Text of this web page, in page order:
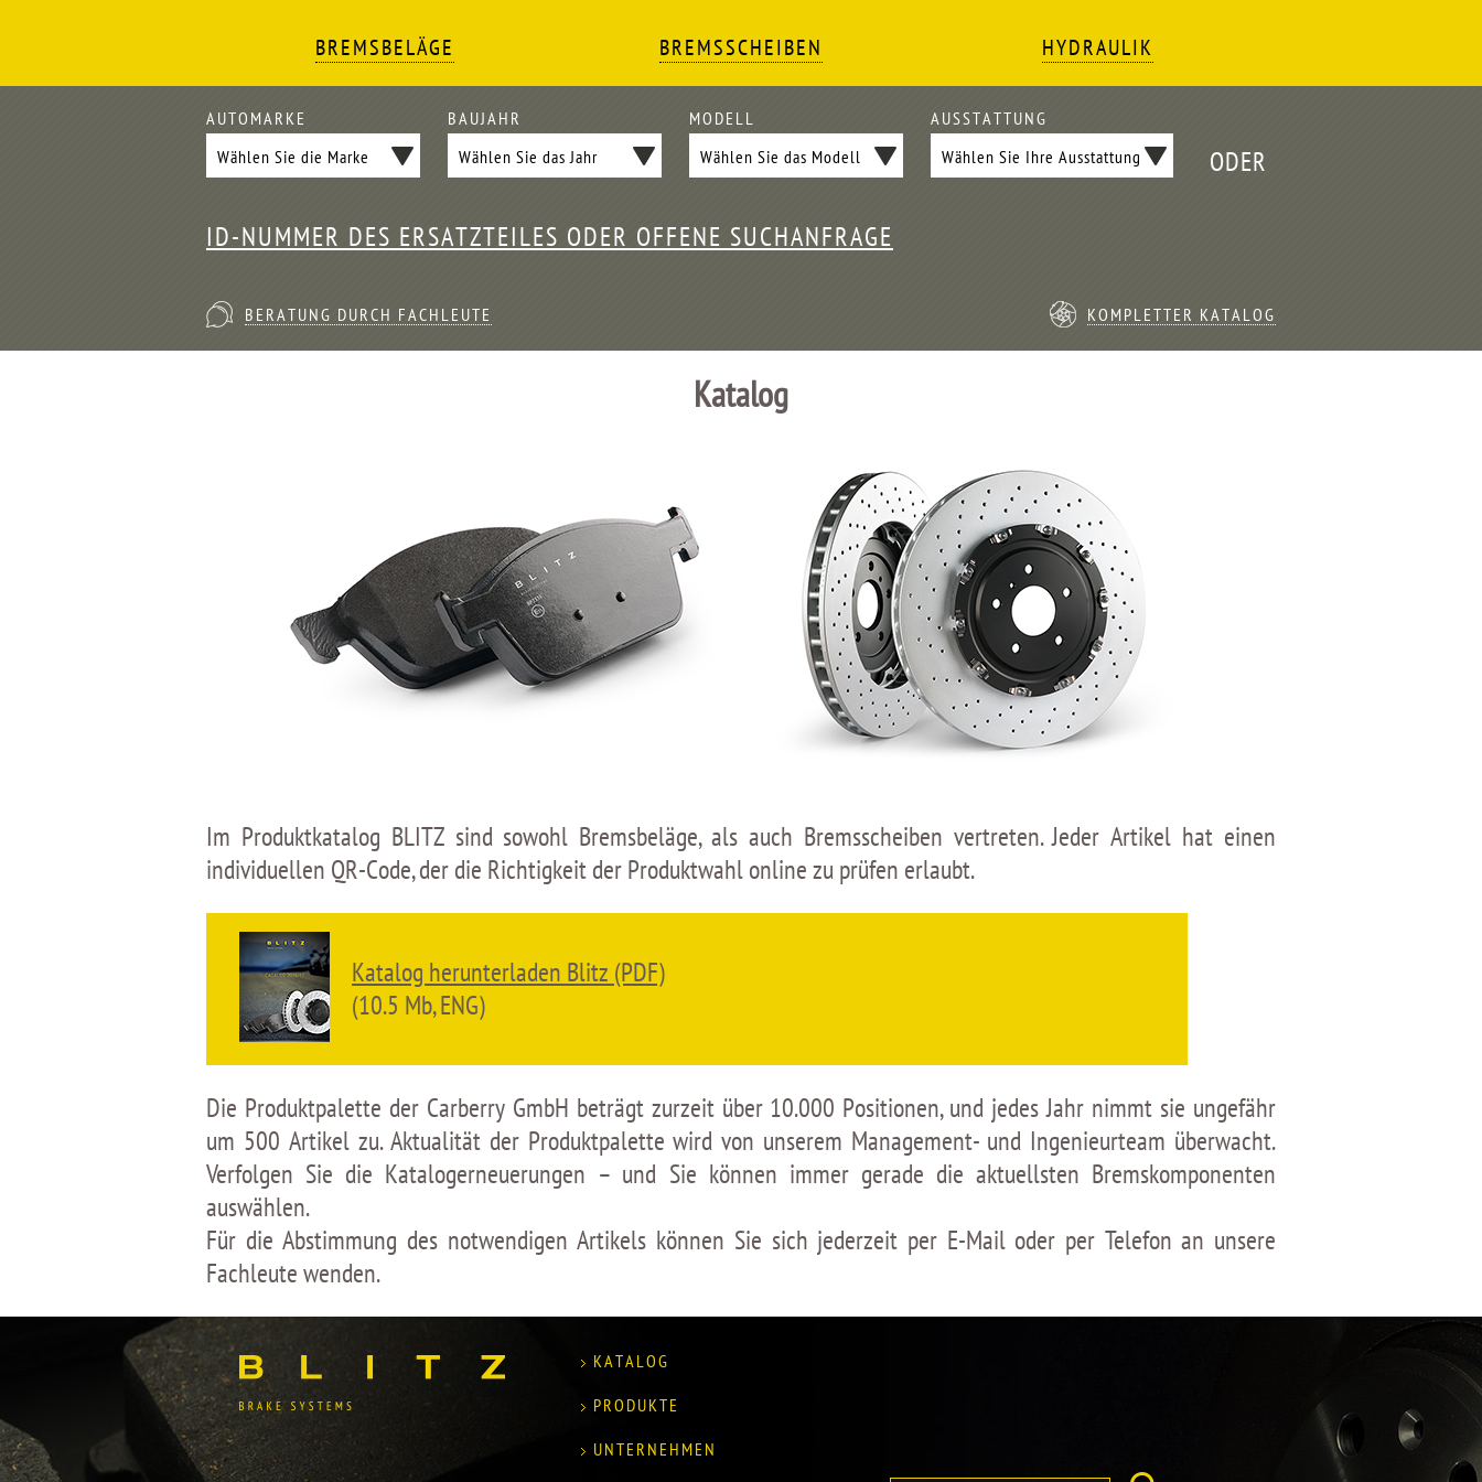
BREMSBELÄGE BREMSSCHEIBEN HYDRAULIK
AUTOMARKE BAUJAHR MODELL AUSSTATTUNG
ODER
ID-NUMMER DES ERSATZTEILES ODER OFFENE SUCHANFRAGE
BERATUNG DURCH FACHLEUTE KOMPLETTER KATALOG
Katalog
Im Produktkatalog BLITZ sind sowohl Bremsbeläge, als auch Bremsscheiben vertreten. Jeder Artikel hat einen
individuellen QR-Code, der die Richtigkeit der Produktwahl online zu prüfen erlaubt.
Katalog herunterladen Blitz (PDF)
(10.5 Mb, ENG)
Die Produktpalette der Carberry GmbH beträgt zurzeit über 10.000 Positionen, und jedes Jahr nimmt sie ungefähr
um 500 Artikel zu. Aktualität der Produktpalette wird von unserem Management- und Ingenieurteam überwacht.
Verfolgen Sie die Katalogerneuerungen – und Sie können immer gerade die aktuellsten Bremskomponenten
auswählen.
Für die Abstimmung des notwendigen Artikels können Sie sich jederzeit per E-Mail oder per Telefon an unsere
Fachleute wenden.
KATALOG
PRODUKTE
UNTERNEHMEN